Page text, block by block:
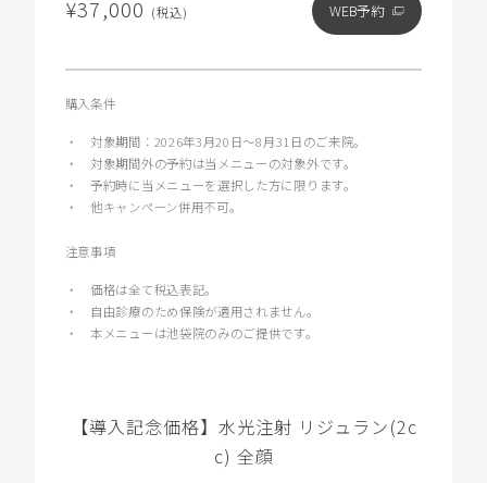
¥37,000 (税込) WEB予約
購入条件
・ 対象期間：2026年3月20日〜8月31日のご来院。
・ 対象期間外の予約は当メニューの対象外です。
・予約時に当メニューを選択した方に限ります。
・他キャンペーン併用不可。
注意事項
・価格は全て税込表記。
・
自由診療のため保険が適用されません。
・本メニューは池袋院のみのご提供です。
【導入記念価格】水光注射 リジュラン(2c
c) 全顔